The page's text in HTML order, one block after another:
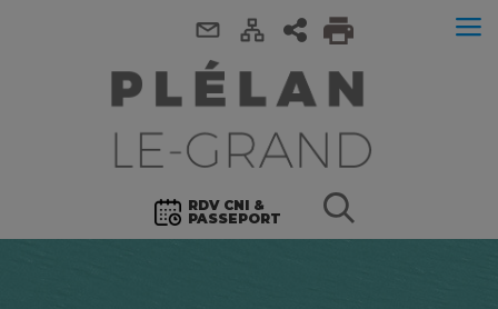
RDV CNI &
PASSEPORT